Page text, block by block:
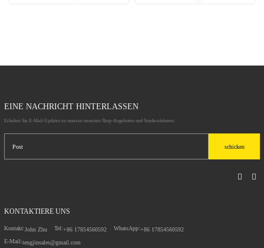
EINE NACHRICHT HINTERLASSEN
Erhalten Sie E-Mail-Updates zu unseren neuesten Shop-Angeboten und Sonderaktionen.
schicken
KONTAKTIERE UNS
Kontakt:John Zhu Tel:+86 17854560592 WhatsApp:+86 17854560592
E-Mail:tengjinsales@gmail.com